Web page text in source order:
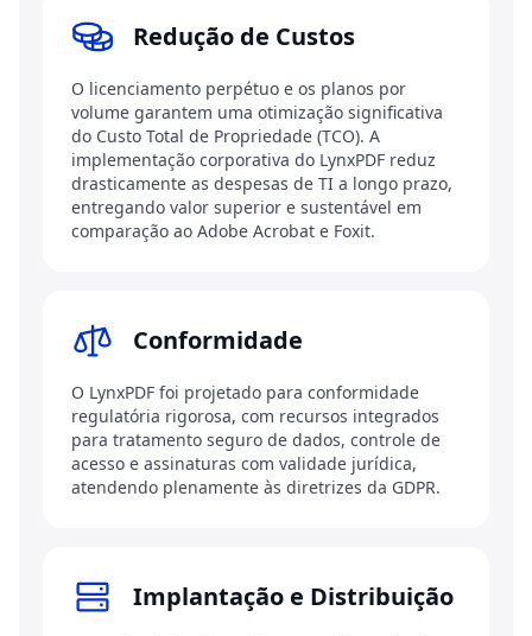
Redução de Custos
O licenciamento perpétuo e os planos por
volume garantem uma otimização significativa
do Custo Total de Propriedade (TCO). A
implementação corporativa do LynxPDF reduz
drasticamente as despesas de TI a longo prazo,
entregando valor superior e sustentável em
comparação ao Adobe Acrobat e Foxit.
Conformidade
O LynxPDF foi projetado para conformidade
regulatória rigorosa, com recursos integrados
para tratamento seguro de dados, controle de
acesso e assinaturas com validade jurídica,
atendendo plenamente às diretrizes da GDPR.
Implantação e Distribuição